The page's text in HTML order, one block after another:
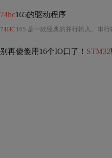
74hc165的驱动程序
74HC 165 是一款经典的并行输入、串行输出（PISO,
别再傻傻用16个IO口了！ STM32